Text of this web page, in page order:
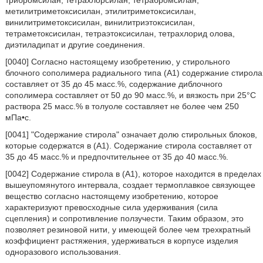
метилитриметоксисилан, этилитриметоксисилан,
винилитриметоксисилан, винилитриэтоксисилан,
тетраметоксисилан, тетраэтоксисилан, тетрахлорид олова,
диэтиладипат и другие соединения.
[0040] Согласно настоящему изобретению, у стирольного
блочного сополимера радиального типа (A1) содержание стирола
составляет от 35 до 45 масс.%, содержание диблочного
сополимера составляет от 50 до 90 масс.%, и вязкость при 25°C
раствора 25 масс.% в толуоле составляет не более чем 250
мПа•с.
[0041] "Содержание стирола" означает долю стирольных блоков,
которые содержатся в (A1). Содержание стирола составляет от
35 до 45 масс.% и предпочтительнее от 35 до 40 масс.%.
[0042] Содержание стирола в (A1), которое находится в пределах
вышеупомянутого интервала, создает термоплавкое связующее
вещество согласно настоящему изобретению, которое
характеризуют превосходные сила удерживания (сила
сцепления) и сопротивление ползучести. Таким образом, это
позволяет резиновой нити, у имеющей более чем трехкратный
коэффициент растяжения, удерживаться в корпусе изделия
одноразового использования.